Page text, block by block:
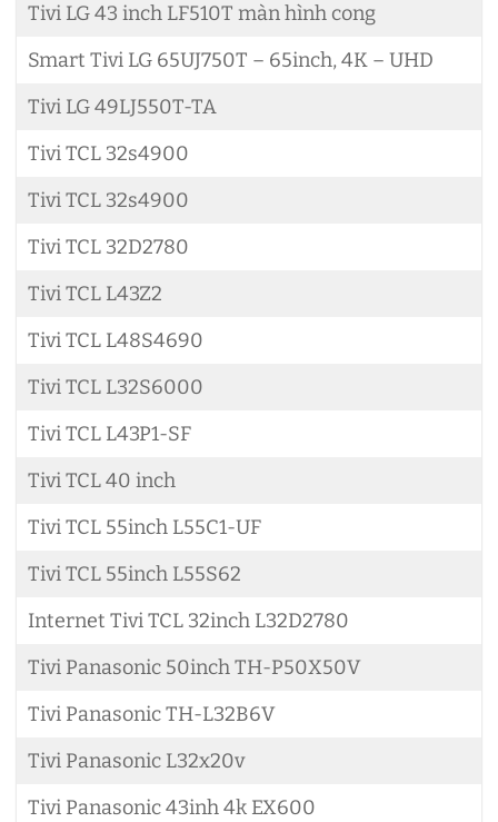
Tivi LG 43 inch LF510T màn hình cong
Smart Tivi LG 65UJ750T – 65inch, 4K – UHD
Tivi LG 49LJ550T-TA
Tivi TCL 32s4900
Tivi TCL 32s4900
Tivi TCL 32D2780
Tivi TCL L43Z2
Tivi TCL L48S4690
Tivi TCL L32S6000
Tivi TCL L43P1-SF
Tivi TCL 40 inch
Tivi TCL 55inch L55C1-UF
Tivi TCL 55inch L55S62
Internet Tivi TCL 32inch L32D2780
Tivi Panasonic 50inch TH-P50X50V
Tivi Panasonic TH-L32B6V
Tivi Panasonic L32x20v
Tivi Panasonic 43inh 4k EX600